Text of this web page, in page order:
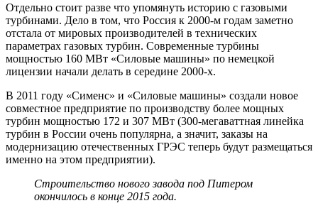
Отдельно стоит разве что упомянуть историю с газовыми
турбинами. Дело в том, что Россия к 2000-м годам заметно
отстала от мировых производителей в технических
параметрах газовых турбин. Современные турбины
мощностью 160 МВт «Силовые машины» по немецкой
лицензии начали делать в середине 2000-х.
В 2011 году «Сименс» и «Силовые машины» создали новое
совместное предприятие по производству более мощных
турбин мощностью 172 и 307 МВт (300-мегаваттная линейка
турбин в России очень популярна, а значит, заказы на
модернизацию отечественных ГРЭС теперь будут размещаться
именно на этом предприятии).
Строительство нового завода под Питером
окончилось в конце 2015 года.